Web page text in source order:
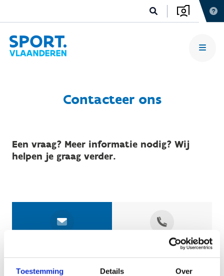
Toestemming Details Over
Contacteer ons
Een vraag? Meer informatie nodig? Wij
helpen je graag verder.